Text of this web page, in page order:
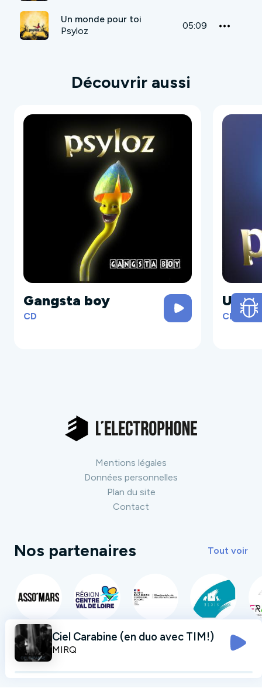
Un monde pour toi
Psyloz
05:09
Découvrir aussi
Gangsta boy
CD CD
Mentions légales
Données personnelles
Plan du site
Contact
Nos partenaires Tout voir
Ciel Carabine (en duo avec TIM!)
MIRQ